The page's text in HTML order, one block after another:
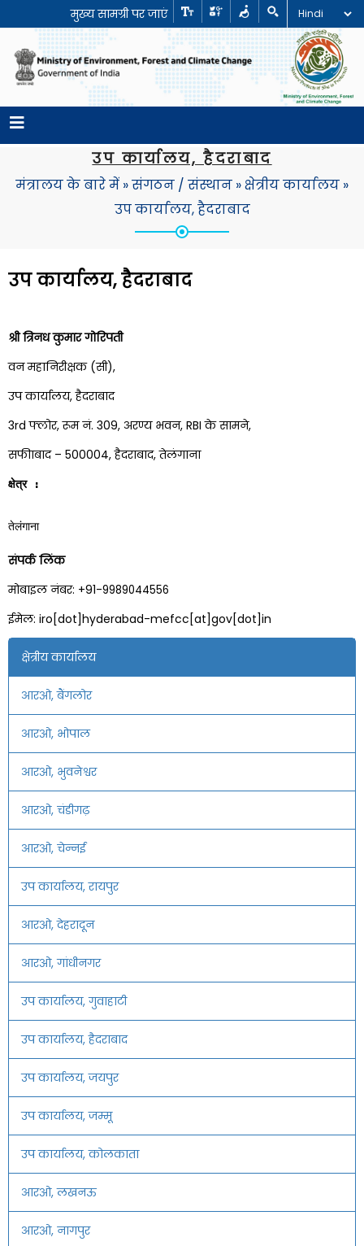
मुख्य सामग्री पर जाएं
उप कार्यालय, हैदराबाद
मंत्रालय के बारे में »संगठन / संस्थान »क्षेत्रीय कार्यालय »
उप कार्यालय, हैदराबाद
क्षेत्रीय कार्यालय
आरओ, बैंगलोर
आरओ, भोपाल
आरओ, भुवनेश्वर
आरओ, चंडीगढ़
आरओ, चेन्नई
उप कार्यालय, रायपुर
आरओ, देहरादून
आरओ, गांधीनगर
उप कार्यालय, गुवाहाटी
उप कार्यालय, हैदराबाद
उप कार्यालय, जयपुर
उप कार्यालय, जम्मू
उप कार्यालय, कोलकाता
आरओ, लखनऊ
आरओ, नागपुर
उप कार्यालय, हैदराबाद
श्री त्रिनध कुमार गोरिपती
वन महानिरीक्षक (सी),
उप कार्यालय, हैदराबाद
3rd फ्लोर, रूम नं. 309, अरण्य भवन, RBI के सामने,
सफीाबाद – 500004, हैदराबाद, तेलंगाना
क्षेत्र :
तेलंगाना
संपर्क लिंक
मोबाइल नंबर: +91-9989044556
ईमेल: iro[dot]hyderabad-mefcc[at]gov[dot]in